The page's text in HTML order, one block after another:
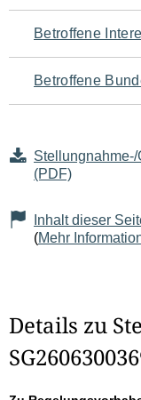
für
den
Betroffene
Betroffene
(PDF)
Inhalt dieser
(Mehr
Details zu